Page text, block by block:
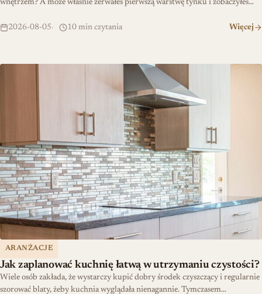
wnętrzem? A może właśnie zerwałeś pierwszą warstwę tynku i zobaczyłeś…
2026-08-05 10 min czytania Więcej
ARANŻACJE
Jak zaplanować kuchnię łatwą w utrzymaniu czystości?
Wiele osób zakłada, że wystarczy kupić dobry środek czyszczący i regularnie
szorować blaty, żeby kuchnia wyglądała nienagannie. Tymczasem…
Jak zaplanować kuchnię łatwą w utrzymaniu czystości?